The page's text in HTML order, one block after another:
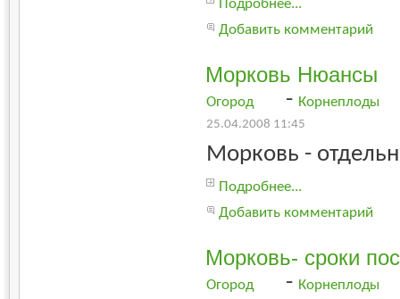
Подробнее...
Добавить комментарий
Морковь Нюансы
Огород - Корнеплоды
25.04.2008 11:45
Морковь -
Подробнее...
Добавить комментарий
Морковь- сроки
Огород - Корнеплоды